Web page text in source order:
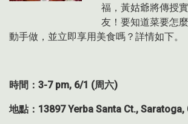
福，黃姑爺將傳授
友！要知道菜要怎
動手做，並立即享用美食嗎？詳情如下。
時間：3-7 pm, 6/1 (周六)
地點：13897 Yerba Santa Ct., Saratoga,